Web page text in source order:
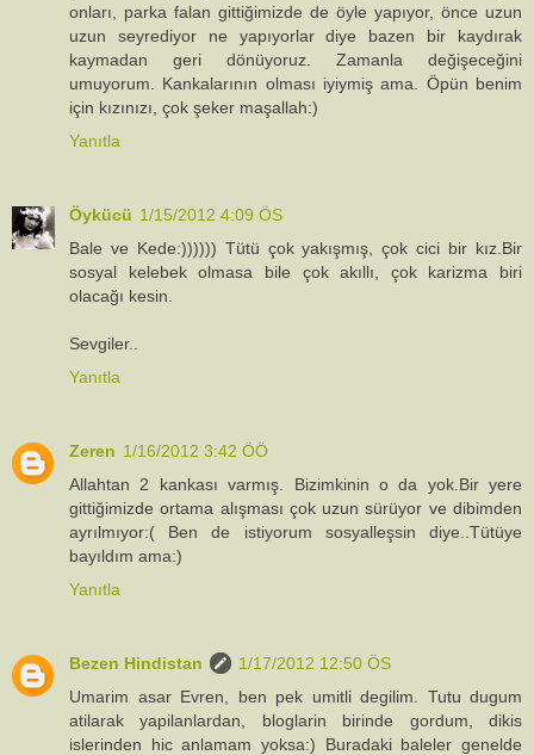
onları, parka falan gittiğimizde de öyle yapıyor, önce uzun
uzun seyrediyor ne yapıyorlar diye bazen bir kaydırak
kaymadan geri dönüyoruz. Zamanla değişeceğini
umuyorum. Kankalarının olması iyiymiş ama. Öpün benim
için kızınızı, çok şeker maşallah:)
Yanıtla
Öykücü 1/15/2012 4:09 ÖS
Bale ve Kede:)))))) Tütü çok yakışmış, çok cici bir kız.Bir
sosyal kelebek olmasa bile çok akıllı, çok karizma biri
olacağı kesin.
Sevgiler..
Yanıtla
Zeren 1/16/2012 3:42 ÖÖ
Allahtan 2 kankası varmış. Bizimkinin o da yok.Bir yere
gittiğimizde ortama alışması çok uzun sürüyor ve dibimden
ayrılmıyor:( Ben de istiyorum sosyalleşsin diye..Tütüye
bayıldım ama:)
Yanıtla
Bezen Hindistan
1/17/2012 12:50 ÖS
Umarim asar Evren, ben pek umitli degilim. Tutu dugum
atilarak yapilanlardan, bloglarin birinde gordum, dikis
islerinden hic anlamam yoksa:) Buradaki baleler genelde